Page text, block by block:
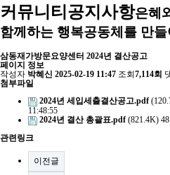
커뮤니티 공지사항은혜
함께하는 행복공동체를 만
삼동재가방문요양센터 2024년 결산공고
페이지 정보
작성자 박혜신 2025-02-19 11:47 조회 7,114회
첨부파일
2024년 세입세출결산공고.pdf
11:48:55
2024년 결산 총괄표.pdf(821.4K)
관련링크
이전글